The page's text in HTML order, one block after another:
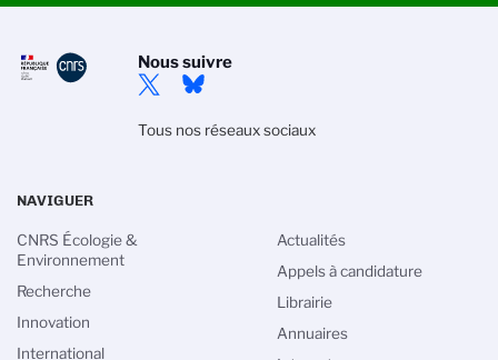
Nous suivre
Tous nos réseaux sociaux
NAVIGUER
CNRS Écologie &
Environnement
Recherche
Innovation
International
Actualités
Appels à candidature
Librairie
Annuaires